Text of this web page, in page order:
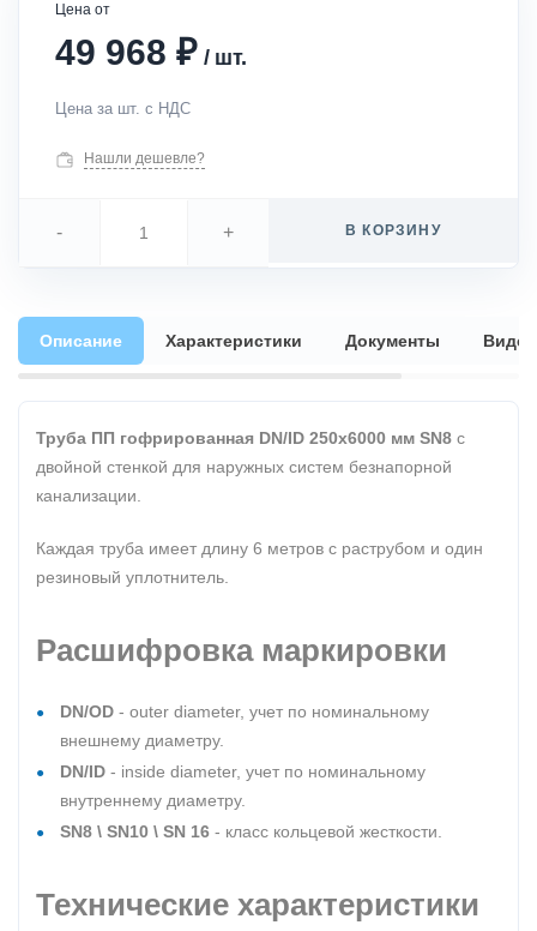
Цена от
49 968 ₽ / шт.
Цена за шт. с НДС
Нашли дешевле?
- + В КОРЗИНУ
Описание Характеристики Документы Видео
Труба ПП гофрированная DN/ID 250х6000 мм SN8 с
двойной стенкой для наружных систем безнапорной
канализации.
Каждая труба имеет длину 6 метров с раструбом и один
резиновый уплотнитель.
Расшифровка маркировки
DN/OD - outer diameter, учет по номинальному
внешнему диаметру.
DN/ID - inside diameter, учет по номинальному
внутреннему диаметру.
SN8 \ SN10 \ SN 16 - класс кольцевой жесткости.
Технические характеристики